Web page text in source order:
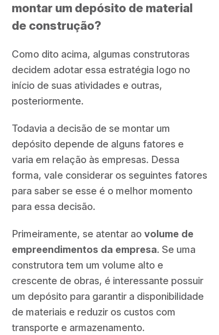
montar um depósito de material
de construção?
Como dito acima, algumas construtoras
decidem adotar essa estratégia logo no
início de suas atividades e outras,
posteriormente.
Todavia a decisão de se montar um
depósito depende de alguns fatores e
varia em relação às empresas. Dessa
forma, vale considerar os seguintes fatores
para saber se esse é o melhor momento
para essa decisão.
Primeiramente, se atentar ao volume de
empreendimentos da empresa. Se uma
construtora tem um volume alto e
crescente de obras, é interessante possuir
um depósito para garantir a disponibilidade
de materiais e reduzir os custos com
transporte e armazenamento.